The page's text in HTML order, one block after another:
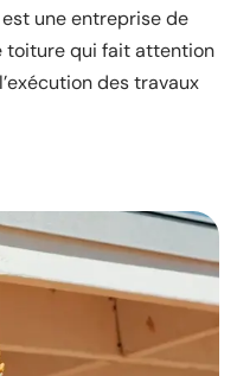
une entreprise de
toiture qui fait attention
des travaux